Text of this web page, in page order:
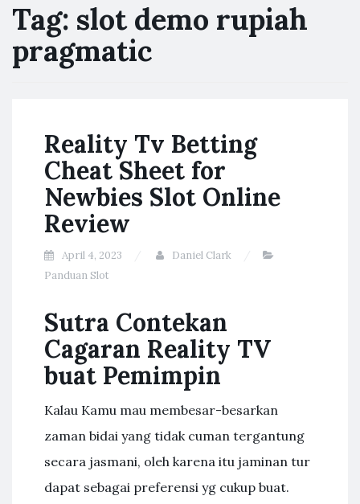
Tag: slot demo rupiah
pragmatic
Reality Tv Betting
Cheat Sheet for
Newbies Slot Online
Review
April 4, 2023
Daniel Clark
Panduan Slot
Sutra Contekan
Cagaran Reality TV
buat Pemimpin
Kalau Kamu mau membesar-besarkan
zaman bidai yang tidak cuman tergantung
secara jasmani, oleh karena itu jaminan tur
dapat sebagai preferensi yg cukup buat.